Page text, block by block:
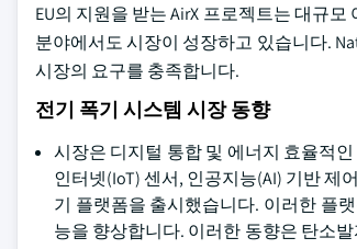
EU의 지원을 받는 AirX 프로젝트는 대규
분야에서도 시장이 성장하고 있습니다.
시장의 요구를 충족합니다.
전기 폭기 시스템 시장 동향
시장은 디지털 통합 및 에너지 효율적
인터넷(IoT) 센서, 인공지능(AI) 기반 제
기 플랫폼을 출시했습니다. 이러한 플
능을 향상합니다. 이러한 동향은 탄소